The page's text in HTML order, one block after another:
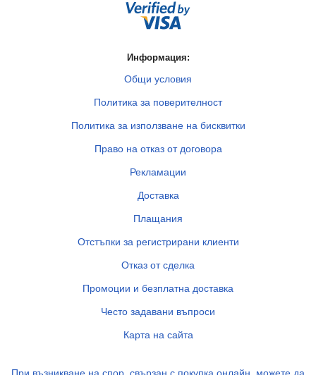
Информация:
Общи условия
Политика за поверителност
Политика за използване на бисквитки
Право на отказ от договора
Рекламации
Доставка
Плащания
Отстъпки за регистрирани клиенти
Отказ от сделка
Промоции и безплатна доставка
Често задавани въпроси
Карта на сайта
При възникване на спор, свързан с покупка онлайн, можете да